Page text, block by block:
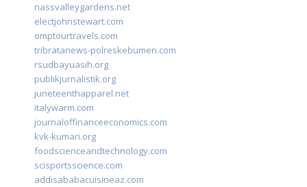
nassvalleygardens.net
electjohnstewart.com
omptourtravels.com
tribratanews-polreskebumen.com
rsudbayuasih.org
publikjurnalistik.org
juneteenthapparel.net
italywarm.com
journaloffinanceeconomics.com
kvk-kumari.org
foodscienceandtechnology.com
scisportsscience.com
addisababacuisineaz.com